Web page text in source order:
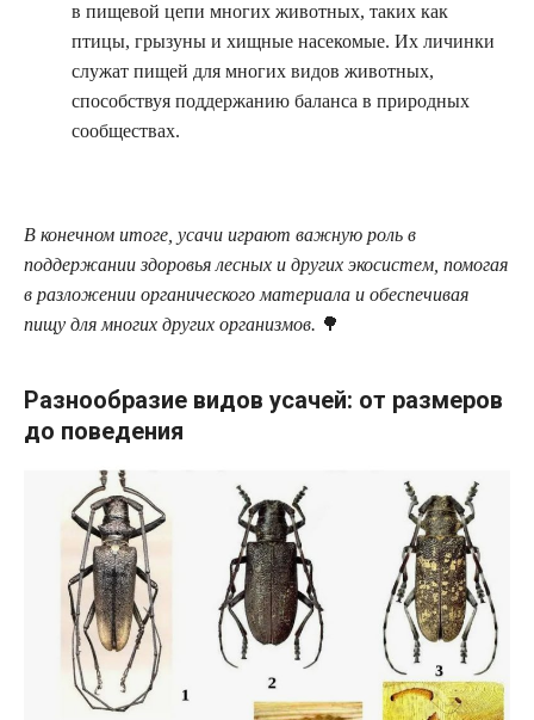
в пищевой цепи многих животных, таких как
птицы, грызуны и хищные насекомые. Их личинки
служат пищей для многих видов животных,
способствуя поддержанию баланса в природных
сообществах.
В конечном итоге, усачи играют важную роль в
поддержании здоровья лесных и других экосистем, помогая
в разложении органического материала и обеспечивая
пищу для многих других организмов. 🌳
Разнообразие видов усачей: от размеров
до поведения